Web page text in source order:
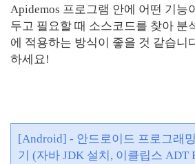
Apidemos 프로그램 안에 어떤 기능
두고 필요할 때 소스코드를 찾아 분
에 적용하는 방식이 좋을 것 같습니
하세요!
[Android] - 안드로이드 프로그래
기 (자바 JDK 설치, 이클립스 ADT